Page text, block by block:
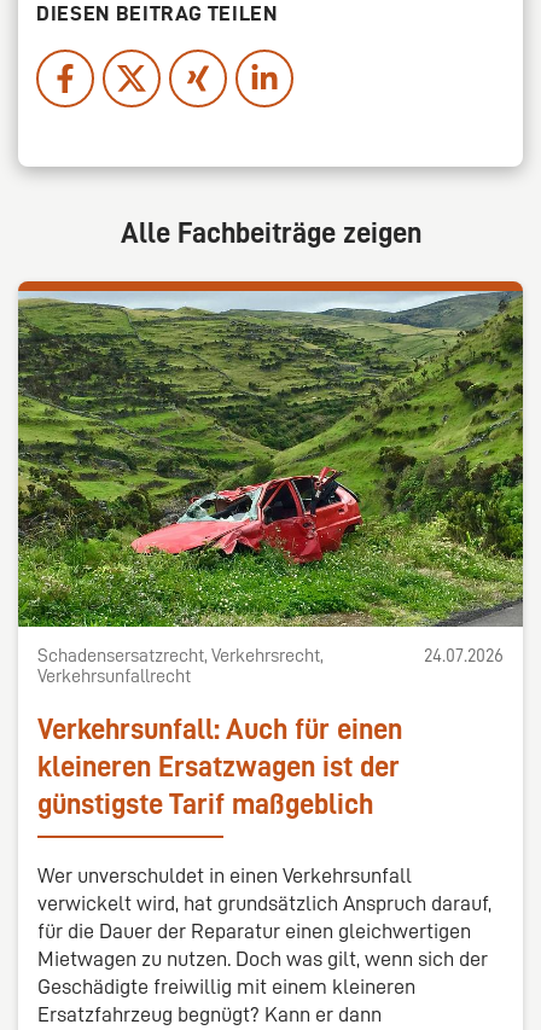
DIESEN BEITRAG TEILEN
Alle Fachbeiträge zeigen
Schadensersatzrecht, Verkehrsrecht,
Verkehrsunfallrecht
24.07.2026
Verkehrsunfall: Auch für einen
kleineren Ersatzwagen ist der
günstigste Tarif maßgeblich
Wer unverschuldet in einen Verkehrsunfall
verwickelt wird, hat grundsätzlich Anspruch darauf,
für die Dauer der Reparatur einen gleichwertigen
Mietwagen zu nutzen. Doch was gilt, wenn sich der
Geschädigte freiwillig mit einem kleineren
Ersatzfahrzeug begnügt? Kann er dann